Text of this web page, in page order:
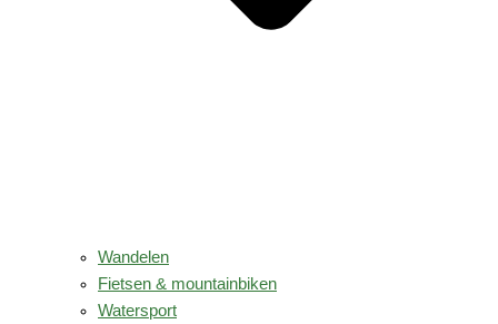
Wandelen
Fietsen & mountainbiken
Watersport